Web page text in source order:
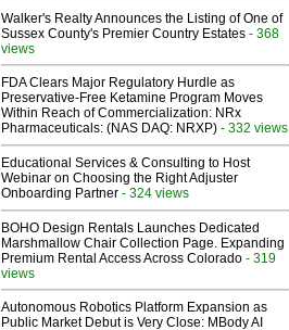
Walker's Realty Announces the Listing of One of
Sussex County's Premier Country Estates - 368
views
FDA Clears Major Regulatory Hurdle as
Preservative-Free Ketamine Program Moves
Within Reach of Commercialization: NRx
Pharmaceuticals: (NAS DAQ: NRXP) - 332 views
Educational Services & Consulting to Host
Webinar on Choosing the Right Adjuster
Onboarding Partner - 324 views
BOHO Design Rentals Launches Dedicated
Marshmallow Chair Collection Page. Expanding
Premium Rental Access Across Colorado - 319
views
Autonomous Robotics Platform Expansion as
Public Market Debut is Very Close: MBody AI